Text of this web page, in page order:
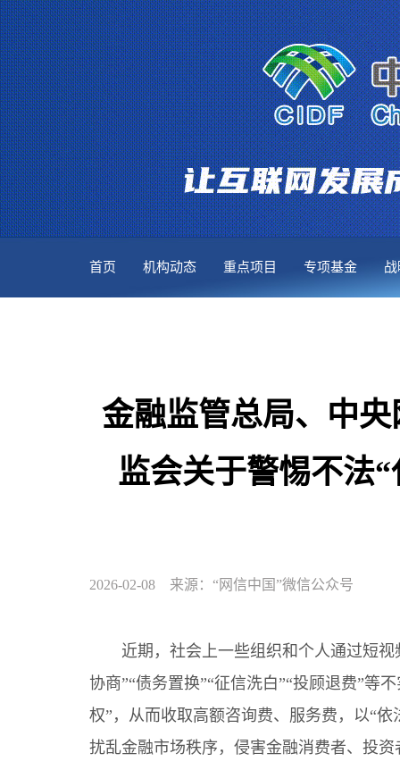
首页 机构动态 重点项目 专项基金
金融监管总局、中
监会关于警惕不法
2026-02-08 来源：“网信中国”微信公众号
近期，社会上一些组织和个人通过短视
协商”“债务置换”“征信洗白”“投顾退费”等
权”，从而收取高额咨询费、服务费，以“
扰乱金融市场秩序，侵害金融消费者、投